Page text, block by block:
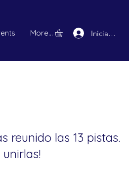
More... Iniciar sesión
reunido las 13 pistas.